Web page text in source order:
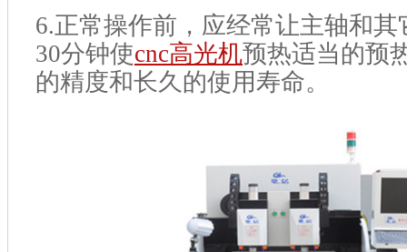
6.正常操作前，应经常让主轴和其
30分钟使cnc高光机预热适当的预
的精度和长久的使用寿命。